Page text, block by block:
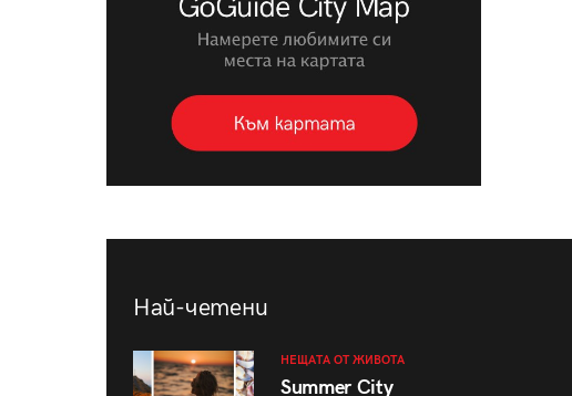
Най-четени
НЕЩАТА ОТ ЖИВОТА
Summer City